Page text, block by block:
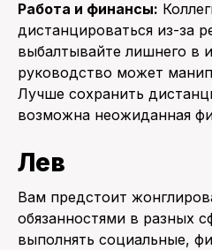
Работа и финансы:
дистанцироваться из-за
выбалтывайте лишнего в
руководство может
Лучше сохранить
возможна неожиданная
Лев
Вам предстоит
обязанностями в разных
выполнять социальные,